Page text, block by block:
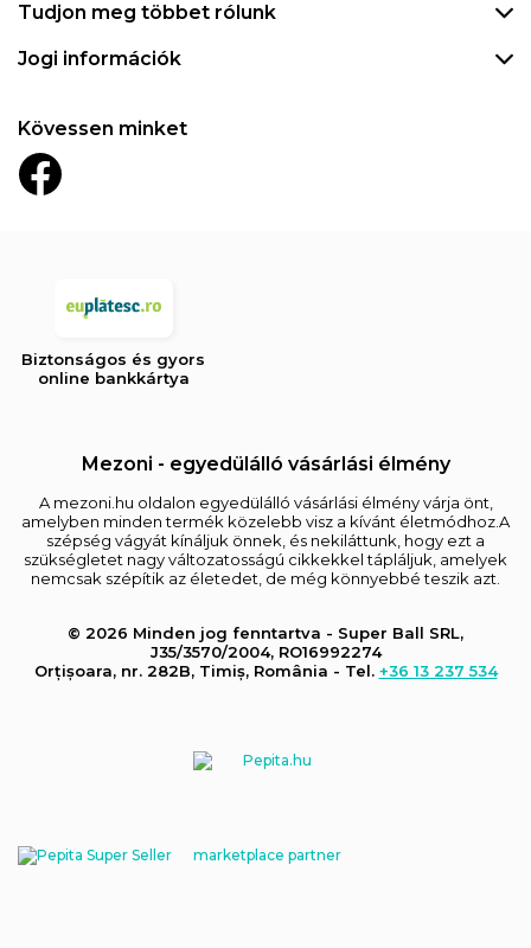
Tudjon meg többet rólunk
Jogi információk
Kövessen minket
Biztonságos és gyors
online bankkártya
Mezoni - egyedülálló vásárlási élmény
A mezoni.hu oldalon egyedülálló vásárlási élmény várja önt,
amelyben minden termék közelebb visz a kívánt életmódhoz.A
szépség vágyát kínáljuk önnek, és nekiláttunk, hogy ezt a
szükségletet nagy változatosságú cikkekkel tápláljuk, amelyek
nemcsak szépítik az életedet, de még könnyebbé teszik azt.
© 2026 Minden jog fenntartva - Super Ball SRL,
J35/3570/2004, RO16992274
Orțișoara, nr. 282B, Timiș, România - Tel. +36 13 237 534
marketplace partner